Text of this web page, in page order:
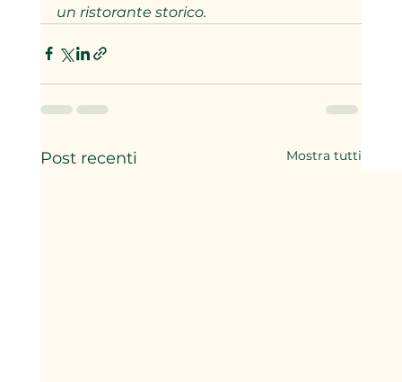
un ristorante storico.
Post recenti Mostra tutti